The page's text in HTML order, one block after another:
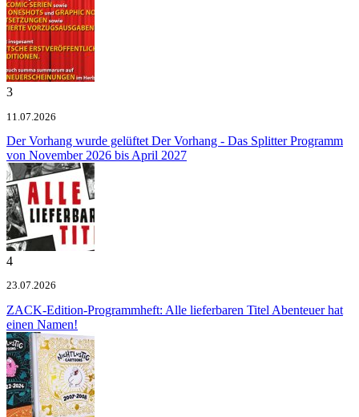
3
11.07.2026
Der Vorhang wurde gelüftet Der Vorhang - Das Splitter Programm
von November 2026 bis April 2027
4
23.07.2026
ZACK-Edition-Programmheft: Alle lieferbaren Titel Abenteuer hat
einen Namen!